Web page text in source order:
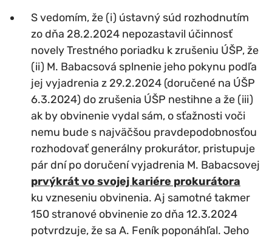
S vedomím, že (i) ústavný súd rozhodnutím
zo dňa 28.2.2024 nepozastavil účinnosť
novely Trestného poriadku k zrušeniu ÚŠP, že
(ii) M. Babacsová splnenie jeho pokynu podľa
jej vyjadrenia z 29.2.2024 (doručené na ÚŠP
6.3.2024) do zrušenia ÚŠP nestihne a že (iii)
ak by obvinenie vydal sám, o sťažnosti voči
nemu bude s najväčšou pravdepodobnosťou
rozhodovať generálny prokurátor, pristupuje
pár dní po doručení vyjadrenia M. Babacsovej
prvýkrát vo svojej kariére prokurátora
ku vzneseniu obvinenia. Aj samotné takmer
150 stranové obvinenie zo dňa 12.3.2024
potvrdzuje, že sa A. Feník poponáhľal. Jeho